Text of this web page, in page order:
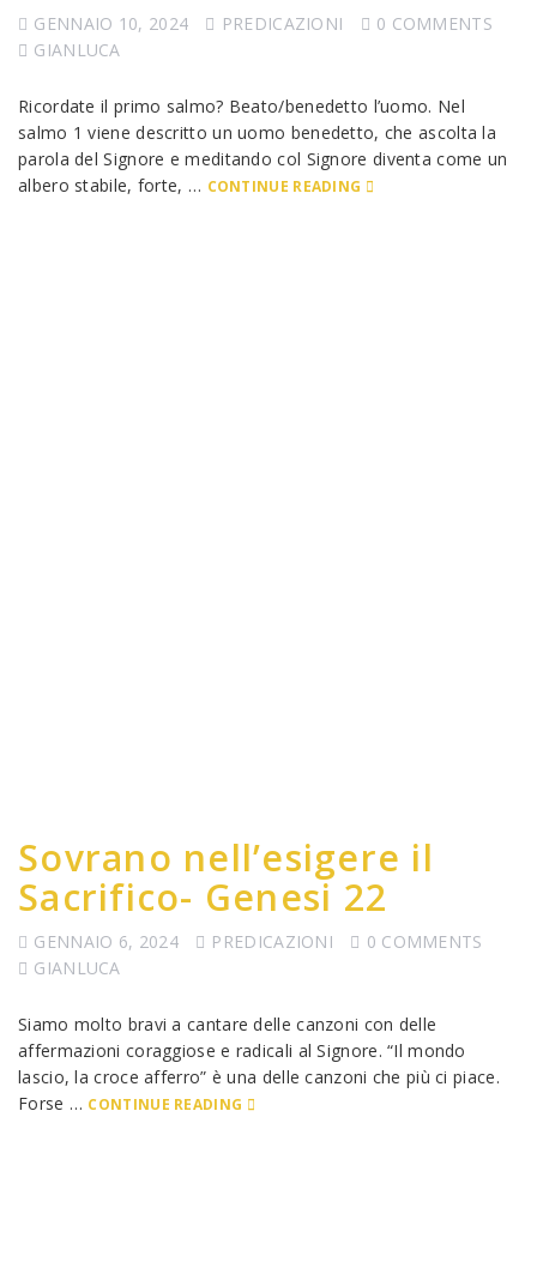
GENNAIO 10, 2024 PREDICAZIONI
0 COMMENTS
GIANLUCA
Ricordate il primo salmo? Beato/benedetto l’uomo. Nel
salmo 1 viene descritto un uomo benedetto, che ascolta la
parola del Signore e meditando col Signore diventa come un
albero stabile, forte, … CONTINUE READING
Sovrano nell’esigere il
Sacrifico- Genesi 22
GENNAIO 6, 2024 PREDICAZIONI
0 COMMENTS
GIANLUCA
Siamo molto bravi a cantare delle canzoni con delle
affermazioni coraggiose e radicali al Signore. “Il mondo
lascio, la croce afferro” è una delle canzoni che più ci piace.
Forse … CONTINUE READING